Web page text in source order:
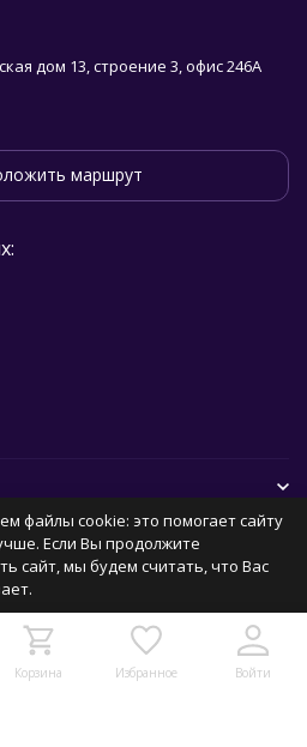
Корзина Избранное Войти
дом 13, строение 3, офис 246А
маршрут
Карта сайта
файлы cookie: это помогает сайту
Если Вы продолжите
сайт, мы будем считать, что Вас